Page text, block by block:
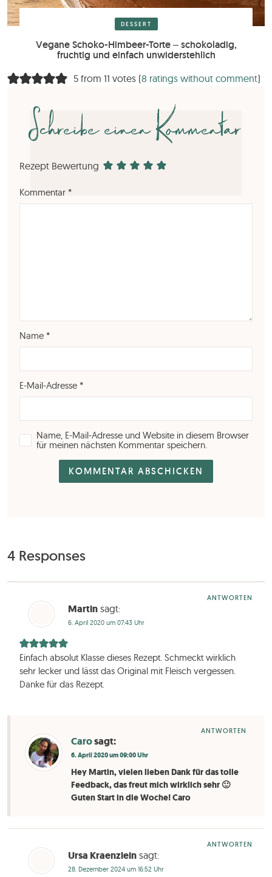
DESSERT
Vegane Schoko-Himbeer-Torte – schokoladig,
fruchtig und einfach unwiderstehlich
4 Responses
Martin sagt:
6. April 2020 um 07:43 Uhr
Einfach absolut Klasse dieses Rezept. Schmeckt wirklich
sehr lecker und lässt das Original mit Fleisch vergessen.
Danke für das Rezept.
ANTWORTEN
Carosagt:
6. April 2020 um 09:00 Uhr
Hey Martin, vielen lieben Dank für das tolle
Feedback, das freut mich wirklich sehr 🙂
Guten Start in die Woche! Caro
ANTWORTEN
Ursa Kraenzlein sagt:
28. Dezember 2024 um 16:52 Uhr
ANTWORTEN
5 from 11 votes (8 ratings without comment)
Schreibe einen Kommentar
Rezept Bewertung
Kommentar *
Name *
E-Mail-Adresse *
Name, E-Mail-Adresse und Website in diesem Browser
für meinen nächsten Kommentar speichern.